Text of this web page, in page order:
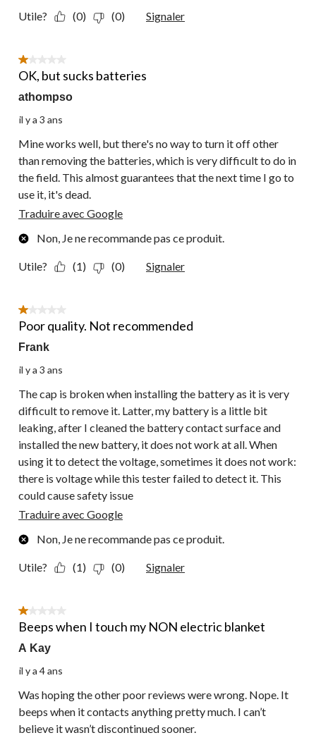
Utile? (0) (0) Signaler
1 étoile(s) sur 5.
OK, but sucks batteries
athompso
il y a 3 ans
Mine works well, but there's no way to turn it off other
than removing the batteries, which is very difficult to do in
the field. This almost guarantees that the next time I go to
use it, it's dead.
Traduire avec Google
Non, Je ne recommande pas ce produit.
Utile? (1) (0) Signaler
1 étoile(s) sur 5.
Poor quality. Not recommended
Frank
il y a 3 ans
The cap is broken when installing the battery as it is very
difficult to remove it. Latter, my battery is a little bit
leaking, after I cleaned the battery contact surface and
installed the new battery, it does not work at all. When
using it to detect the voltage, sometimes it does not work:
there is voltage while this tester failed to detect it. This
could cause safety issue
Traduire avec Google
Non, Je ne recommande pas ce produit.
Utile? (1) (0) Signaler
1 étoile(s) sur 5.
Beeps when I touch my NON electric blanket
A Kay
il y a 4 ans
Was hoping the other poor reviews were wrong. Nope. It
beeps when it contacts anything pretty much. I can’t
believe it wasn’t discontinued sooner.